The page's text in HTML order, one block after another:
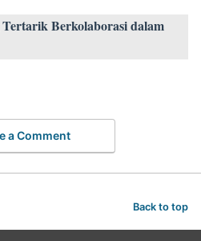
Berkolaborasi dalam
a Comment
Back to top